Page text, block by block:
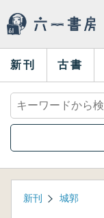
新刊 古書
新刊 城郭